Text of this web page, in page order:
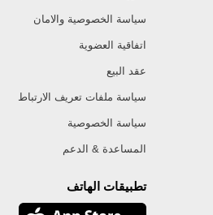
سياسة الخصوصية والامان
اتفاقية العضوية
عقد البيع
سياسة ملفات تعريف الارتباط
سياسة الخصوصية
المساعدة & الدعم
تطبيقات الهاتف